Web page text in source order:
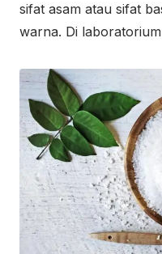
sifat asam atau sifat
warna. Di